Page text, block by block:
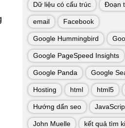
Dữ liệu có cấu trúc Đoạn
email Facebook
Google Hummingbird
Google PageSpeed Insights
Google Panda Google
Hosting html html5
Hướng dẩn seo
John Muelle kết quả tìm